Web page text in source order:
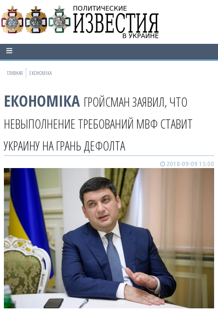
ГЛАВНАЯ ЕКОНОМІКА
ЕКОНОМІКА ГРОЙСМАН ЗАЯВИЛ, ЧТО
НЕВЫПОЛНЕНИЕ ТРЕБОВАНИЙ МВФ СТАВИТ
УКРАИНУ НА ГРАНЬ ДЕФОЛТА
2018-09-09 15:00